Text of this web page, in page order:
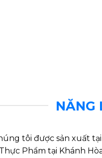
NĂNG
tôi được sản xuất
Phẩm tại Khánh